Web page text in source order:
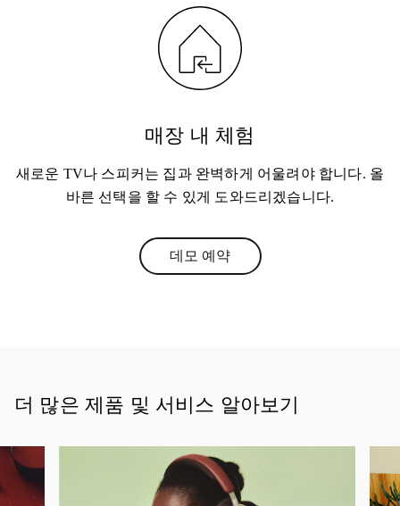
매장 내 체험
새로운 TV나 스피커는 집과 완벽하게 어울려야 합니다. 올
바른 선택을 할 수 있게 도와드리겠습니다.
데모 예약Link Opens in New Tab
더 많은 제품 및 서비스 알아보기